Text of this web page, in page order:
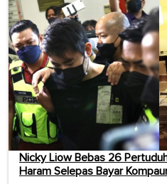
Nicky Liow Bebas 26
Haram Selepas Bayar